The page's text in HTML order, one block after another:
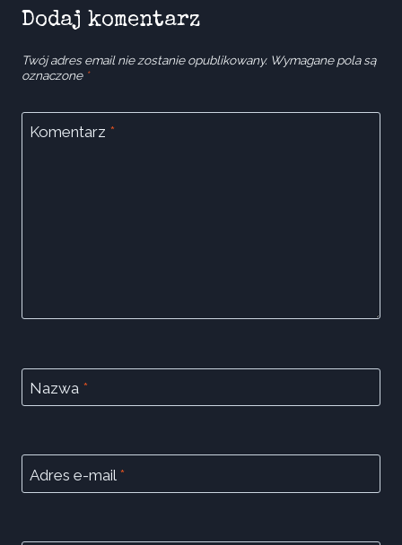
Dodaj komentarz
Twój adres email nie zostanie opublikowany. Wymagane pola są
oznaczone *
Komentarz *
Nazwa *
Adres e-mail *